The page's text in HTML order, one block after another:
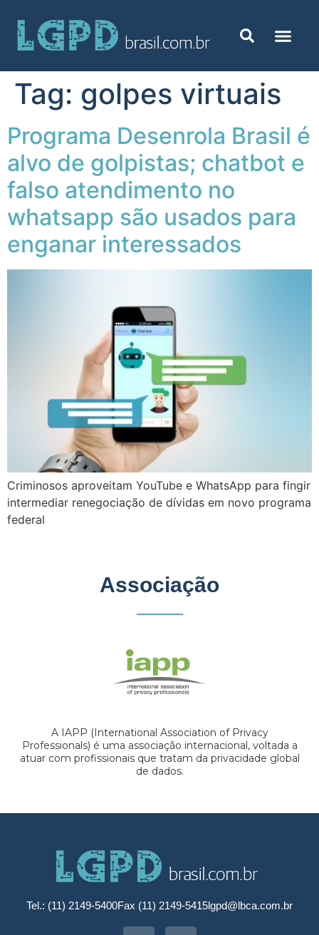
Tag: golpes virtuais
Programa Desenrola Brasil é
alvo de golpistas; chatbot e
falso atendimento no
whatsapp são usados para
enganar interessados
Criminosos aproveitam YouTube e WhatsApp para fingir
intermediar renegociação de dívidas em novo programa
federal
Associação
A IAPP (International Association of Privacy
Professionals) é uma associação internacional, voltada a
atuar com profissionais que tratam da privacidade global
de dados.
Tel.: (11) 2149-5400Fax (11) 2149-5415lgpd@lbca.com.br